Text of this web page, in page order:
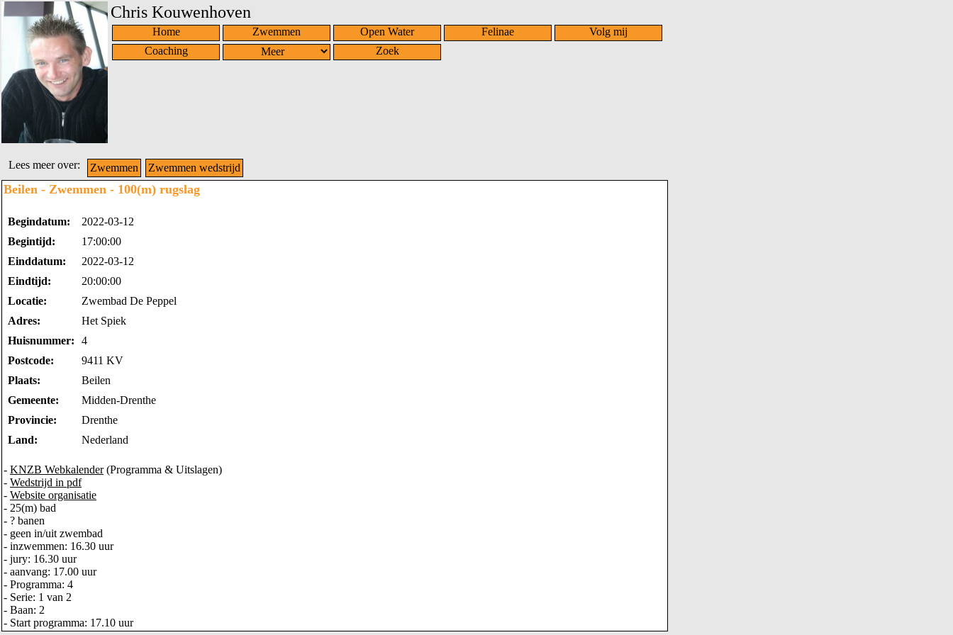
Chris Kouwenhoven
Home Zwemmen Open Water Felinae
Volg mij
Coaching
Zoek
Lees meer over: Zwemmen Zwemmen wedstrijd
Beilen - Zwemmen - 100(m) rugslag
Begindatum:
2022-03-12
Begintijd:
17:00:00
Einddatum:
2022-03-12
Eindtijd:
20:00:00
Locatie:
Zwembad De Peppel
Adres:
Het Spiek
Huisnummer:
4
Postcode:
9411 KV
Plaats:
Beilen
Gemeente:
Midden-Drenthe
Provincie:
Drenthe
Land:
Nederland
- KNZB Webkalender(Programma & Uitslagen)
- Wedstrijd in pdf
- Website organisatie
- 25(m) bad
- ? banen
- geen in/uit zwembad
- inzwemmen: 16.30 uur
- jury: 16.30 uur
- aanvang: 17.00 uur
- Programma: 4
- Serie: 1 van 2
- Baan: 2
- Start programma: 17.10 uur